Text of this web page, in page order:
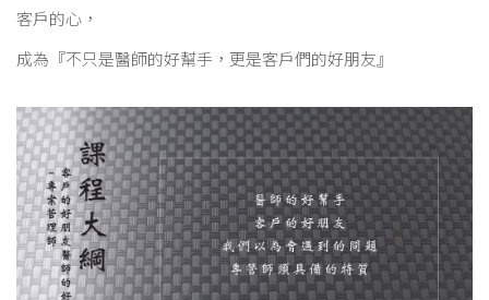
客戶的心，
成為『不只是醫師的好幫手，更是客戶們的好朋友』